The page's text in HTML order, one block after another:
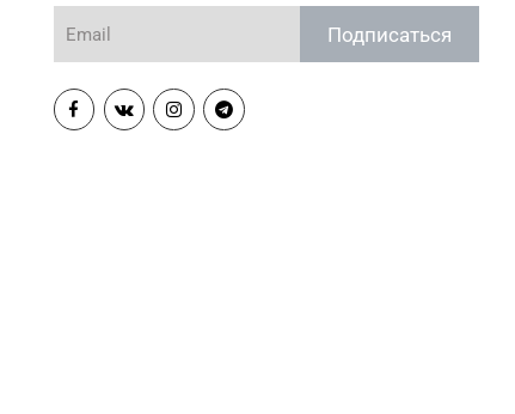
Подписаться